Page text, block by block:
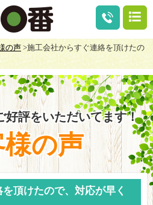
の声>施工会社からすぐ連絡を頂けたの
好評をいただいてます！
の声
頂けたので、対応が早く